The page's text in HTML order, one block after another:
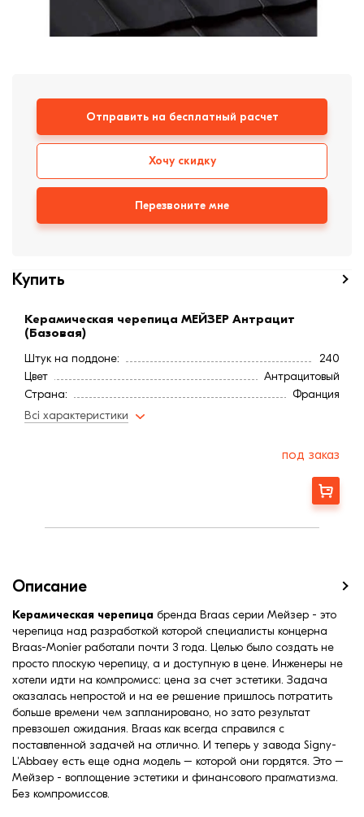
формовки
Клинкерная плитка
Строительные
Отправить на бесплатный расчет
Хочу скидку
Перезвоните мне
Купить
Керамическая черепица МЕЙЗЕР Антрацит
(Базовая)
Штук на поддоне:
240
Цвет
Антрацитовый
Страна:
Франция
Расход, шт/м²:
326
280
Всі характеристики
под заказ
Заказать
Описание
Керамическая черепица бренда Braas серии Мейзер - это
черепица над разработкой которой специалисты концерна
Braas-Monier работали почти 3 года. Целью было создать не
просто плоскую черепицу, а и доступную в цене. Инженеры не
хотели идти на компромисс: цена за счет эстетики. Задача
оказалась непростой и на ее решение пришлось потратить
больше времени чем запланировано, но зато результат
превзошел ожидания. Braas как всегда справился с
поставленной задачей на отлично. И теперь у завода Signy-
L'Abbaеy есть еще одна модель – которой они гордятся. Это –
Мейзер - воплощение эстетики и финансового прагматизма.
Без компромиссов.